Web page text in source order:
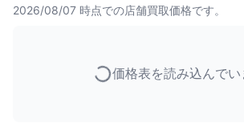
2026/08/07 時点での店舗買取価格です。
価格表を読み込んでい